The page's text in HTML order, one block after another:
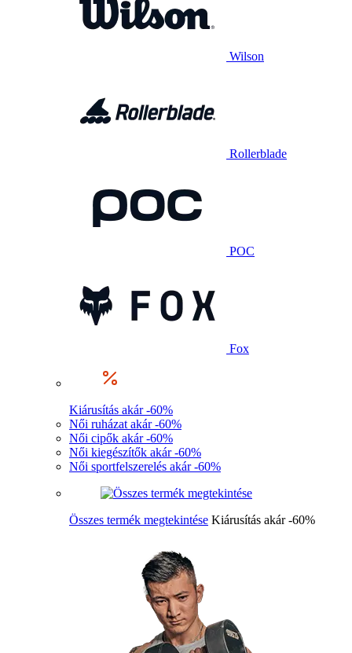
Wilson
Rollerblade
POC
Fox
Kiárusítás akár -60%
Női ruházat akár -60%
Női cipők akár -60%
Női kiegészítők akár -60%
Női sportfelszerelés akár -60%
Összes termék megtekintése Kiárusítás akár -60%